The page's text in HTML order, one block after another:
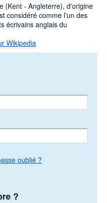
(Kent - Angleterre), d'origine
considéré comme l'un des
écrivains anglais du
Wikipedia
oublié ?
?